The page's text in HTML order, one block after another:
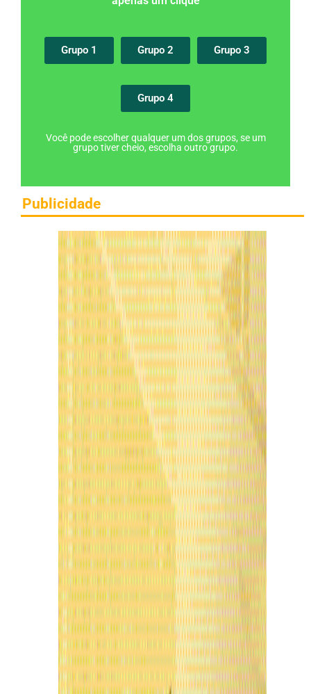
Grupo 1 Grupo 2 Grupo 3
Grupo 4
Você pode escolher qualquer um dos grupos, se um
grupo tiver cheio, escolha outro grupo.
Publicidade